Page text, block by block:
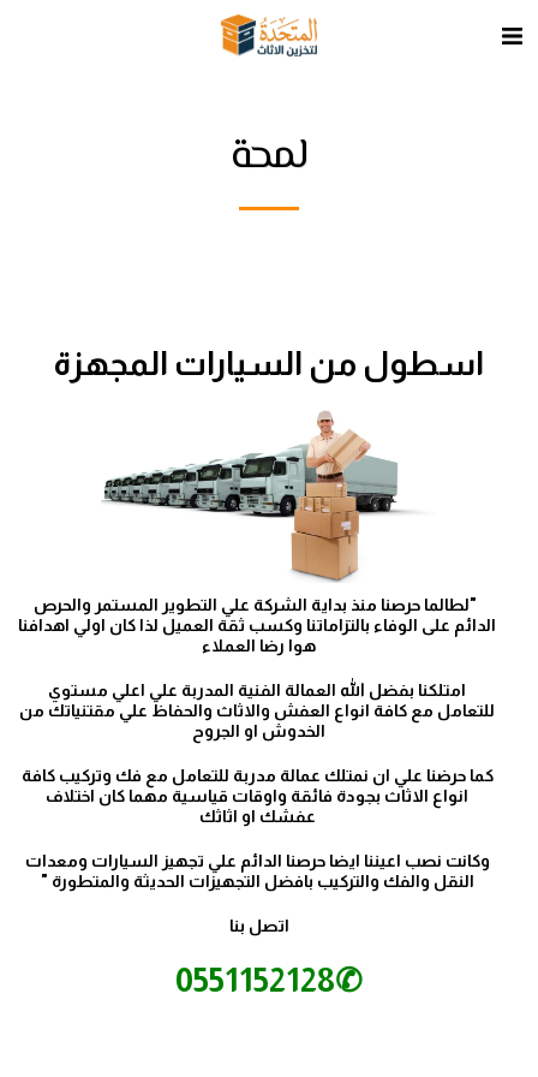
لمحة
اسطول من السيارات المجهزة
"لطالما حرصنا منذ بداية الشركة علي التطوير المستمر والحرص
الدائم على الوفاء بالتزاماتنا وكسب ثقة العميل لذا كان اولي اهدافنا
هوا رضا العملاء
امتلكنا بفضل الله العمالة الفنية المدربة علي اعلي مستوي
للتعامل مع كافة انواع العفش والاثاث والحفاظ علي مقتنياتك من
الخدوش او الجروح
كما حرضنا علي ان نمتلك عمالة مدربة للتعامل مع فك وتركيب كافة
انواع الاثاث بجودة فائقة واوقات قياسية مهما كان اختلاف
عفشك او اثاثك
وكانت نصب اعيننا ايضا حرصنا الدائم علي تجهيز السيارات ومعدات
النقل والفك والتركيب بافضل التجهيزات الحديثة والمتطورة "
اتصل بنا
✆0551152128